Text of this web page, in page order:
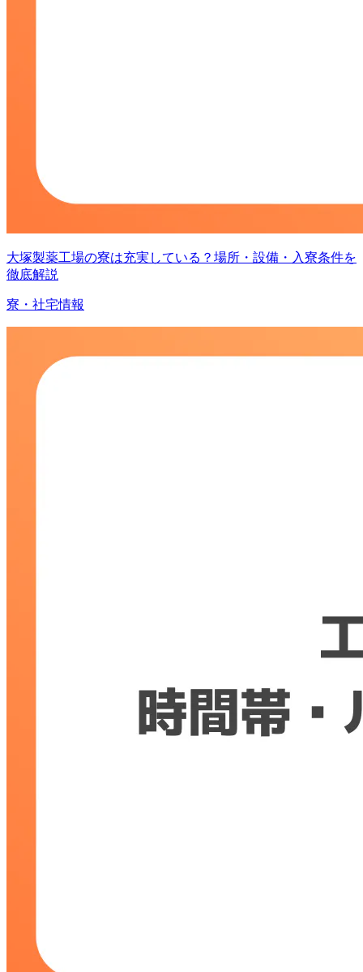
大塚製薬工場の寮は充実している？場所・設備・入寮条件を
徹底解説
寮・社宅情報